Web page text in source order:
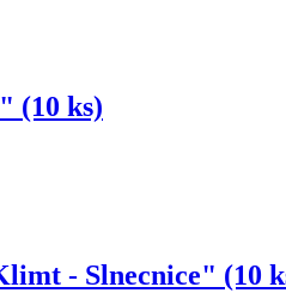
(10 ks)
- Slnecnice" (10